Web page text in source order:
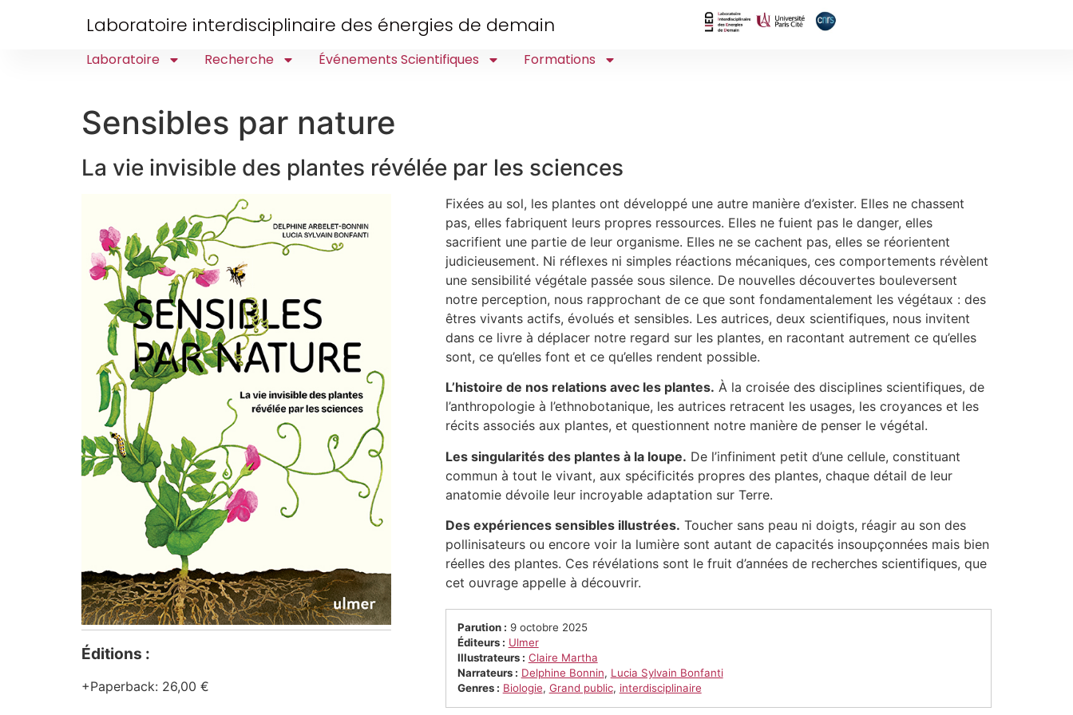
Laboratoire interdisciplinaire des énergies de demain
Laboratoire Recherche Événements Scientifiques Formations
Sensibles par nature
La vie invisible des plantes révélée par les sciences
Éditions :
Paperback: 26,00 €
Fixées au sol, les plantes ont développé une autre manière d’exister. Elles ne chassent
pas, elles fabriquent leurs propres ressources. Elles ne fuient pas le danger, elles
sacrifient une partie de leur organisme. Elles ne se cachent pas, elles se réorientent
judicieusement. Ni réflexes ni simples réactions mécaniques, ces comportements révèlent
une sensibilité végétale passée sous silence. De nouvelles découvertes bouleversent
notre perception, nous rapprochant de ce que sont fondamentalement les végétaux : des
êtres vivants actifs, évolués et sensibles. Les autrices, deux scientifiques, nous invitent
dans ce livre à déplacer notre regard sur les plantes, en racontant autrement ce qu’elles
sont, ce qu’elles font et ce qu’elles rendent possible.
L’histoire de nos relations avec les plantes. À la croisée des disciplines scientifiques, de
l’anthropologie à l’ethnobotanique, les autrices retracent les usages, les croyances et les
récits associés aux plantes, et questionnent notre manière de penser le végétal.
Les singularités des plantes à la loupe. De l’infiniment petit d’une cellule, constituant
commun à tout le vivant, aux spécificités propres des plantes, chaque détail de leur
anatomie dévoile leur incroyable adaptation sur Terre.
Des expériences sensibles illustrées. Toucher sans peau ni doigts, réagir au son des
pollinisateurs ou encore voir la lumière sont autant de capacités insoupçonnées mais bien
réelles des plantes. Ces révélations sont le fruit d’années de recherches scientifiques, que
cet ouvrage appelle à découvrir.
Parution : 9 octobre 2025
Éditeurs : Ulmer
Illustrateurs : Claire Martha
Narrateurs : Delphine Bonnin, Lucia Sylvain Bonfanti
Genres : Biologie, Grand public, interdisciplinaire